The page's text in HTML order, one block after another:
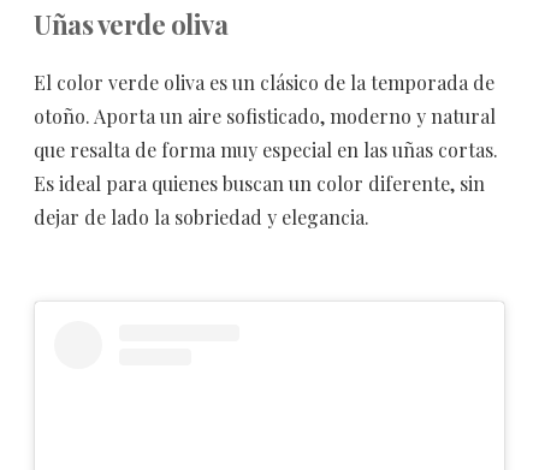
Uñas verde oliva
El color verde oliva es un clásico de la temporada de
otoño. Aporta un aire sofisticado, moderno y natural
que resalta de forma muy especial en las uñas cortas.
Es ideal para quienes buscan un color diferente, sin
dejar de lado la sobriedad y elegancia.